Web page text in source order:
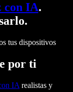
con IA.
tus dispositivos
por ti
IA realistas y